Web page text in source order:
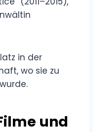
in der
wo sie zu
und